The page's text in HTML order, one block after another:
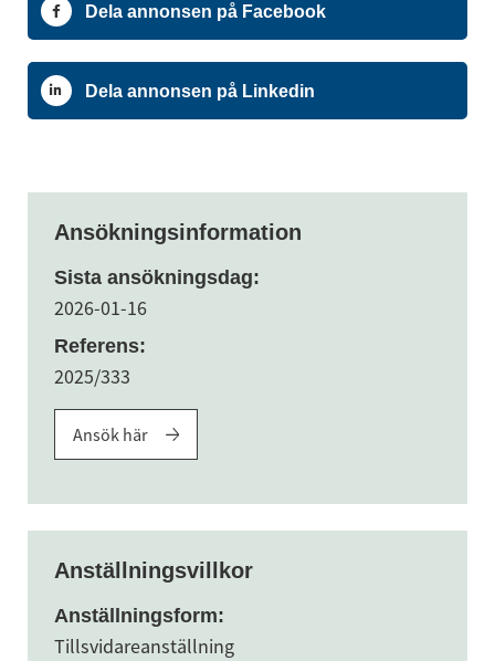
Dela annonsen på Facebook
Dela annonsen på Linkedin
Ansökningsinformation
Sista ansökningsdag:
2026-01-16
Referens:
2025/333
Ansök här
Anställningsvillkor
Anställningsform:
Tillsvidareanställning